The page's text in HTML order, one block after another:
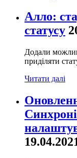
Алло:
статусу
Додали
приділяти
Читати далі